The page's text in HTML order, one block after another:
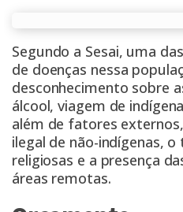
Segundo a Sesai, uma
de doenças nessa
desconhecimento sobre
álcool, viagem de
além de fatores
ilegal de não-indígenas,
religiosas e a presença
áreas remotas.